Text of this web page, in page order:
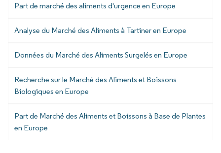
Part de marché des aliments d'urgence en Europe
Analyse du Marché des Aliments à Tartiner en Europe
Données du Marché des Aliments Surgelés en Europe
Recherche sur le Marché des Aliments et Boissons
Biologiques en Europe
Part de Marché des Aliments et Boissons à Base de Plantes
en Europe